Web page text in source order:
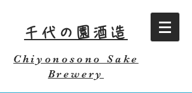
千代の園酒造
Chiyonosono Sake
Brewery